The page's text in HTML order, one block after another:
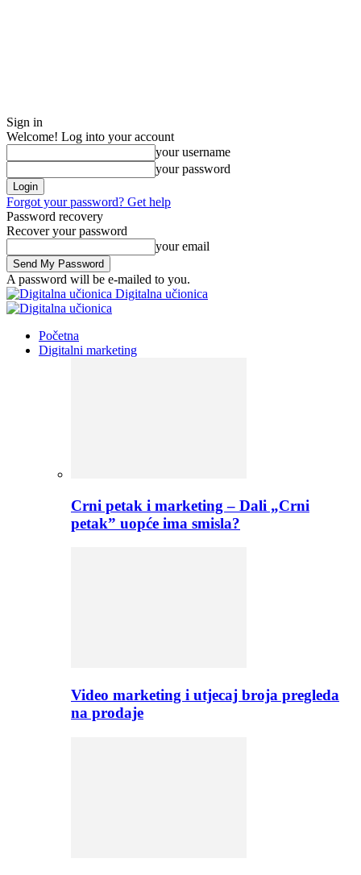
Sign in
Welcome! Log into your account
your username
your password
Forgot your password? Get help
Password recovery
Recover your password
your email
A password will be e-mailed to you.
Digitalna učionica
Početna
Digitalni marketing
Crni petak i marketing – Dali „Crni
petak” uopće ima smisla?
Video marketing i utjecaj broja pregleda
na prodaje